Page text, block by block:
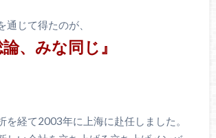
通じて得たのが、
論、みな同じ』
を経て2003年に上海に赴任しました。